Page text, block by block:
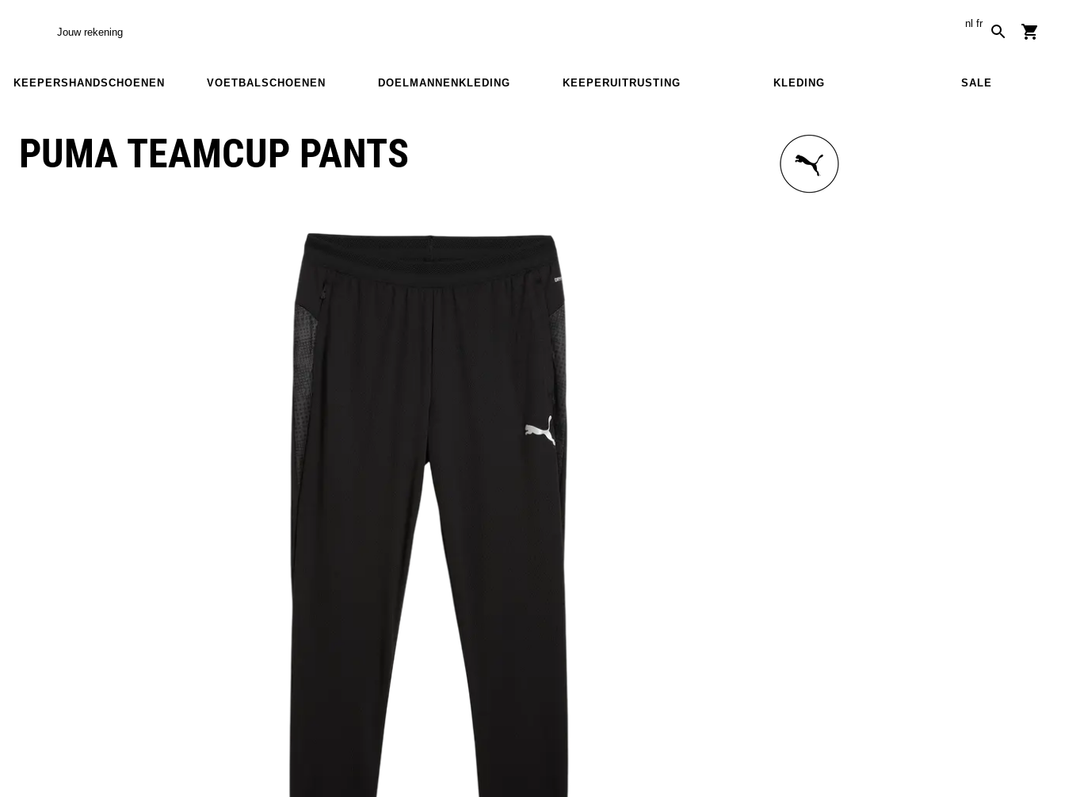
Jouw rekening
nl fr
KEEPERSHANDSCHOENEN VOETBALSCHOENEN DOELMANNENKLEDING KEEPERUITRUSTING KLEDING SALE
PUMA TEAMCUP PANTS